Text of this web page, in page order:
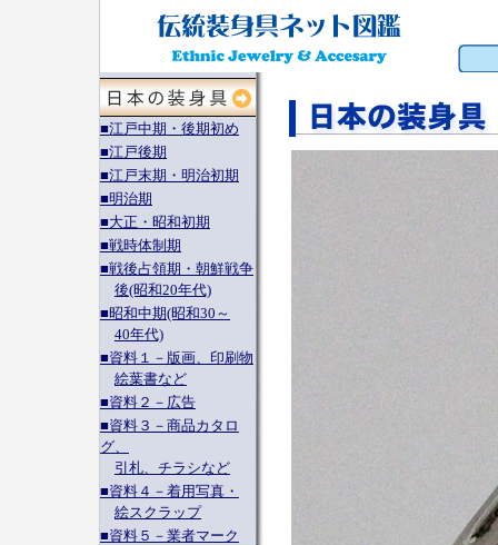
■江戸中期・後期初め
■江戸後期
■江戸末期・明治初期
■明治期
■大正・昭和初期
■戦時体制期
■戦後占領期・朝鮮戦争
後(昭和20年代)
■昭和中期(昭和30～
40年代)
■資料１－版画、印刷物
絵葉書など
■資料２－広告
■資料３－商品カタロ
グ、
引札、チラシなど
■資料４－着用写真・
絵スクラップ
■資料５－業者マーク